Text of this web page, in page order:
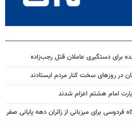
برای دستگیری عاملان قتل رجب‌زاده
در روزهای سخت کنار مردم ایستادند
برای میزبانی از زائران دهه پایانی صفر